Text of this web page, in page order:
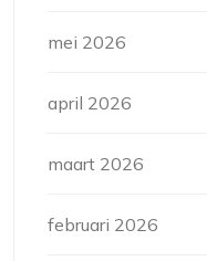
mei 2026
april 2026
maart 2026
februari 2026